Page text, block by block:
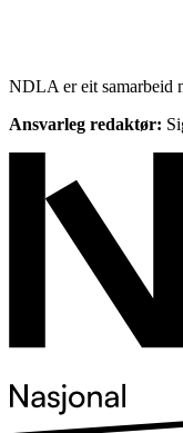
NDLA er eit samarbeid
Ansvarleg redaktør: